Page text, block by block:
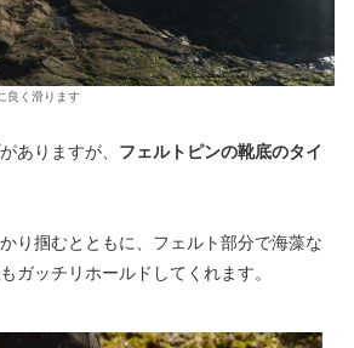
良く滑ります
ありますが、 フェルトピンの靴底のタイ
り掴むとともに、フェルト部分で海藻な
ガッチリホールドしてくれます。